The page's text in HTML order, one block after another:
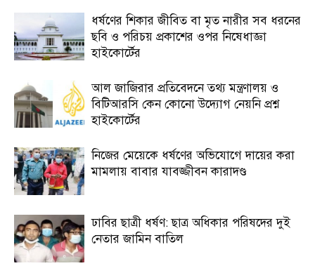
ধর্ষণের শিকার জীবিত বা মৃত নারীর সব ধরনের
ছবি ও পরিচয় প্রকাশের ওপর নিষেধাজ্ঞা
হাইকোর্টের
আল জাজিরার প্রতিবেদনে তথ্য মন্ত্রণালয় ও
বিটিআরসি কেন কোনো উদ্যোগ নেয়নি প্রশ্ন
হাইকোর্টের
নিজের মেয়েকে ধর্ষণের অভিযোগে দায়ের করা
মামলায় বাবার যাবজ্জীবন কারাদণ্ড
ঢাবির ছাত্রী ধর্ষণ: ছাত্র অধিকার পরিষদের দুই
নেতার জামিন বাতিল